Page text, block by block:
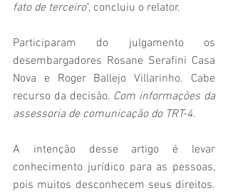
fato de terceiro", concluiu o relator.
Participaram do julgamento os
desembargadores Rosane Serafini Casa
Nova e Roger Ballejo Villarinho. Cabe
recurso da decisão. Com informações da
assessoria de comunicação do TRT-4.
A intenção desse artigo é levar
conhecimento jurídico para as pessoas,
pois muitos desconhecem seus direitos.